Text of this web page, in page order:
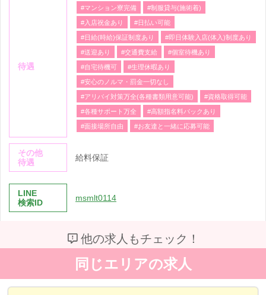
待遇
#マンション寮完備 #制服貸与(施術着)
#入店祝金あり #日払い可能
#日給(時給)保証制度あり #即日体験入店(体入)制度あり
#送迎あり #交通費支給 #個室待機あり
#自宅待機可 #生理休暇あり
#安心のノルマ・罰金一切なし
#アリバイ対策万全(各種書類用意可能) #資格取得可能
#各種サポート万全 #高額指名料バックあり
#面接場所自由 #お友達と一緒に応募可能
その他
待遇
給料保証
LINE
検索ID
msmlt0114
他の求人もチェック！
同じエリアの求人